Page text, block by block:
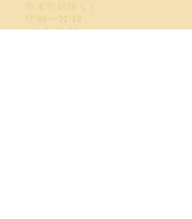
年末年始除く）
17:00〜22:30
​（L.O.22:00)